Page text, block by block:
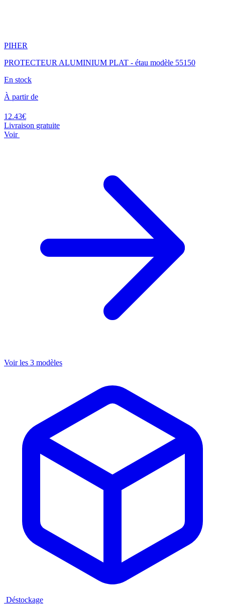
PIHER
PROTECTEUR ALUMINIUM PLAT - étau modèle 55150
En stock
À partir de
12.43€
Livraison gratuite
Voir
Voir les 3 modèles
Déstockage